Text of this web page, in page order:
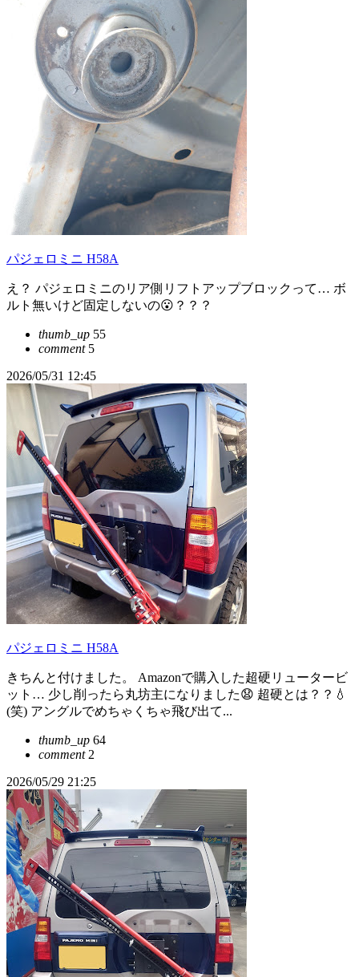
パジェロミニ H58A
え？ パジェロミニのリア側リフトアップブロックって… ボ
ルト無いけど固定しないの😮？？？
thumb_up 55
comment5
2026/05/31 12:45
パジェロミニ H58A
きちんと付けました。 Amazonで購入した超硬リュータービ
ット… 少し削ったら丸坊主になりました😧 超硬とは？？💧
(笑) アングルでめちゃくちゃ飛び出て...
thumb_up 64
comment2
2026/05/29 21:25